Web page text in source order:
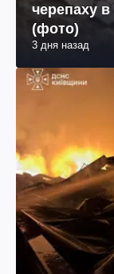
черепаху
(фото)
3 дня назад